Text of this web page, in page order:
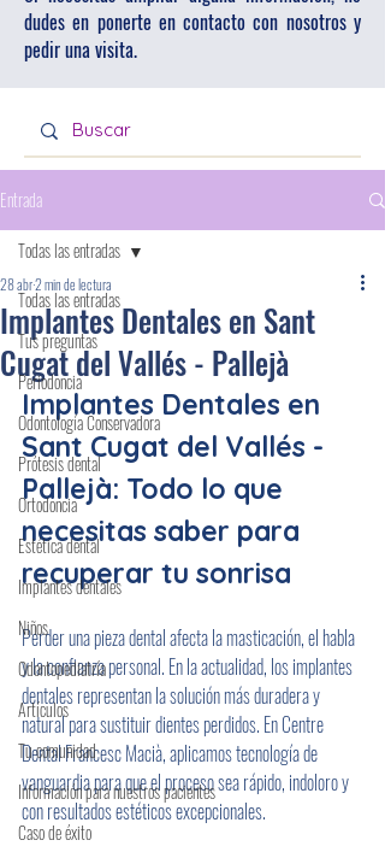
dudes en ponerte en contacto con nosotros y
pedir una visita.
Entrada
Todas las entradas
Tus preguntas
Periodoncia
Odontología Conservadora
Prótesis dental
Ortodoncia
Estética dental
Implantes dentales
Niños
Odontopediatría
Artículos
Tu comunidad
Información para nuestros pacientes
Caso de éxito
Todas las entradas
Implantes Dentales en Sant
Cugat del Vallés - Pallejà
28 abr2 min de lectura
Implantes Dentales en
Sant Cugat del Vallés -
Pallejà: Todo lo que
necesitas saber para
recuperar tu sonrisa
Perder una pieza dental afecta la masticación, el habla
y la confianza personal. En la actualidad, los implantes
dentales representan la solución más duradera y
natural para sustituir dientes perdidos. En Centre
Dental Francesc Macià, aplicamos tecnología de
vanguardia para que el proceso sea rápido, indoloro y
con resultados estéticos excepcionales.